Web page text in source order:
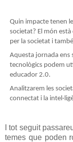
Quin impacte tenen
societat? El món
per la societat i
Aquesta jornada ens
tecnològics podem
educador 2.0.
Analitzarem les
connectat i la
I tot seguit
temes que poden